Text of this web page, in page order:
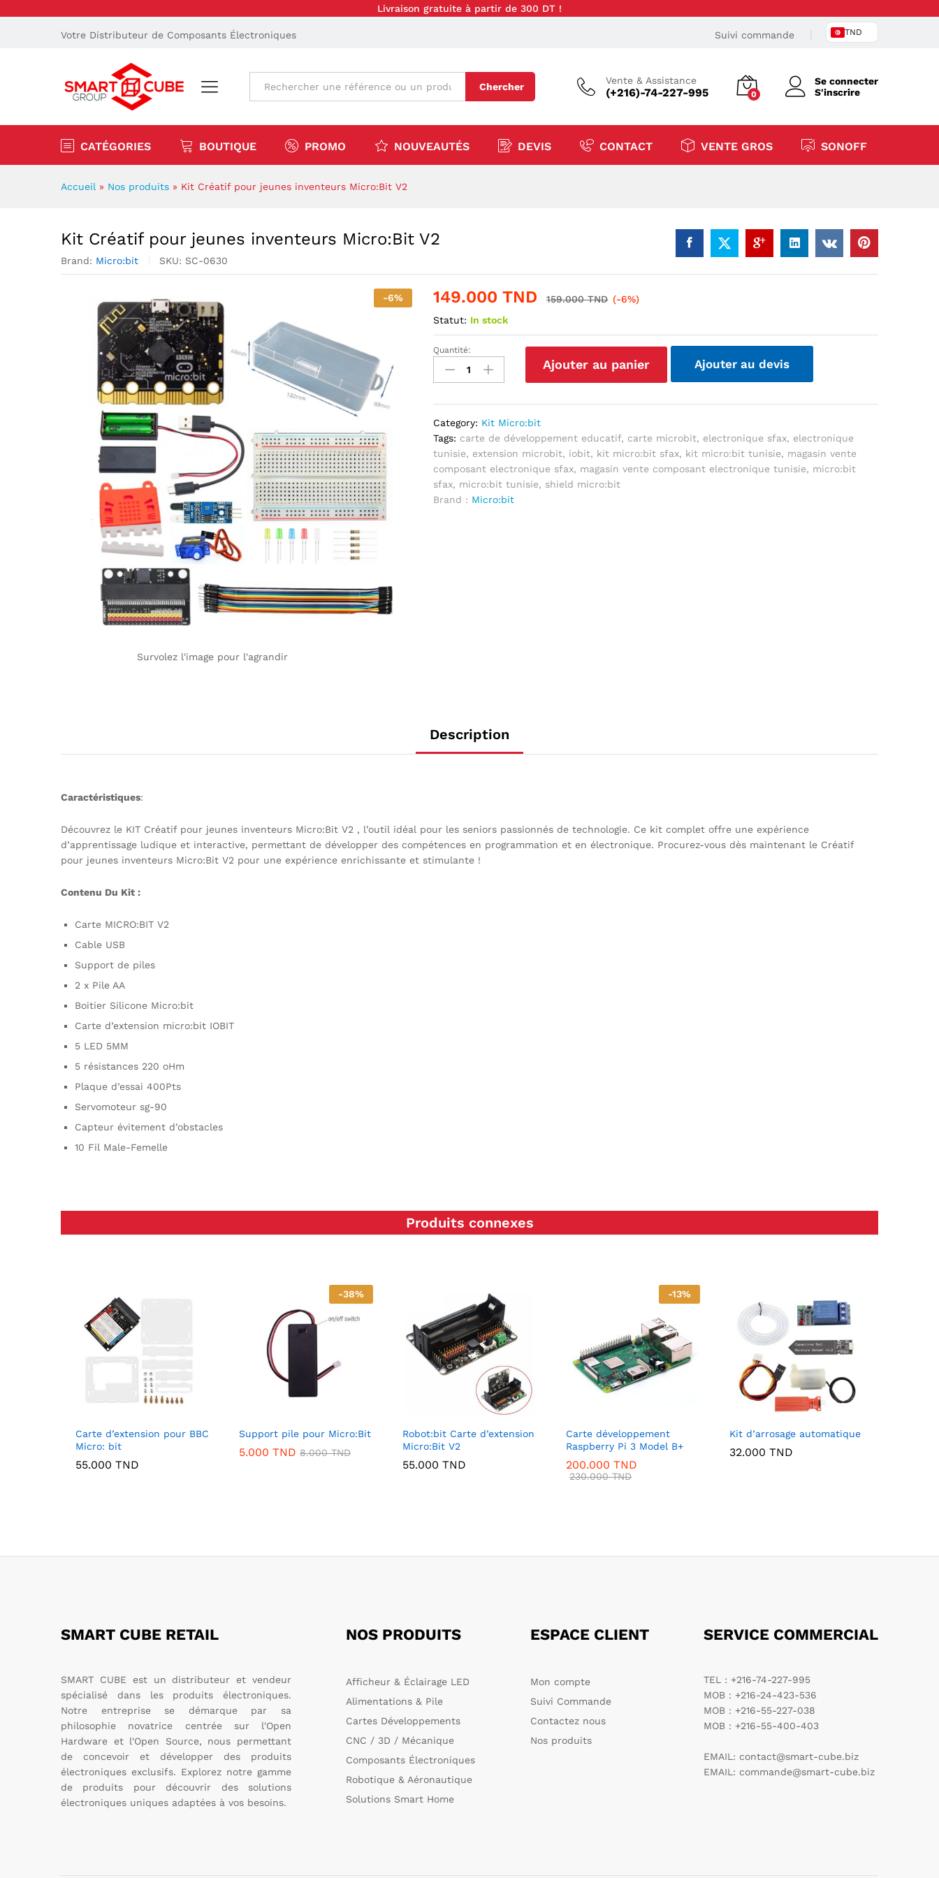
Livraison gratuite à partir de 300 DT !
Votre Distributeur de Composants Électroniques Suivi commande TND
Tout Chercher
Vente & Assistance
(+216)-74-227-995 0
Se connecter
S'inscrire
CATÉGORIES BOUTIQUE PROMO NOUVEAUTÉS DEVIS CONTACT VENTE GROS SONOFF
Accueil » Nos produits » Kit Créatif pour jeunes inventeurs Micro:Bit V2
Kit Créatif pour jeunes inventeurs Micro:Bit V2
Brand: Micro:bit SKU: SC-0630
-6%
Survolez l'image pour l'agrandir
149.000TND 159.000TND (-6%)
Statut: In stock
Kit
Créatif
pour
Micro:Bit
V2
quantité
Quantité:
Ajouter au panier Ajouter au devis
Category: Kit Micro:bit
Tags: carte de développement educatif, carte microbit, electronique sfax, electronique
tunisie, extension microbit, iobit, kit micro:bit sfax, kit micro:bit tunisie, magasin vente
composant electronique sfax, magasin vente composant electronique tunisie, micro:bit
sfax, micro:bit tunisie, shield micro:bit
Brand : Micro:bit
Description
Caractéristiques:
Découvrez le KIT Créatif pour jeunes inventeurs Micro:Bit V2 , l’outil idéal pour les seniors passionnés de technologie. Ce kit complet offre une expérience
d’apprentissage ludique et interactive, permettant de développer des compétences en programmation et en électronique. Procurez-vous dès maintenant le Créatif
pour jeunes inventeurs Micro:Bit V2 pour une expérience enrichissante et stimulante !
Contenu Du Kit :
Carte MICRO:BIT V2
Cable USB
Support de piles
2 x Pile AA
Boitier Silicone Micro:bit
Carte d’extension micro:bit IOBIT
5 LED 5MM
5 résistances 220 oHm
Plaque d’essai 400Pts
Servomoteur sg-90
Capteur évitement d’obstacles
10 Fil Male-Femelle
Produits connexes
Carte d’extension pour BBC
Micro: bit
55.000 TND
-38%
Support pile pour Micro:Bit
5.000 TND 8.000TND
Robot:bit Carte d’extension
Micro:Bit V2
55.000 TND
-13%
Carte développement
Raspberry Pi 3 Model B+
200.000 TND
230.000TND
Kit d’arrosage automatique
32.000 TND
SMART CUBE RETAIL
SMART CUBE est un distributeur et vendeur
spécialisé dans les produits électroniques.
Notre entreprise se démarque par sa
philosophie novatrice centrée sur l'Open
Hardware et l'Open Source, nous permettant
de concevoir et développer des produits
électroniques exclusifs. Explorez notre gamme
de produits pour découvrir des solutions
électroniques uniques adaptées à vos besoins.
NOS PRODUITS
Afficheur & Éclairage LED
Alimentations & Pile
Cartes Développements
CNC / 3D / Mécanique
Composants Électroniques
Robotique & Aéronautique
Solutions Smart Home
ESPACE CLIENT
Mon compte
Suivi Commande
Contactez nous
Nos produits
SERVICE COMMERCIAL
TEL : +216-74-227-995
MOB : +216-24-423-536
MOB : +216-55-227-038
MOB : +216-55-400-403
EMAIL: contact@smart-cube.biz
EMAIL: commande@smart-cube.biz